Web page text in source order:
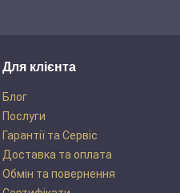
Для клієнта
Блог
Послуги
Гарантії та Сервіс
Доставка та оплата
Обмін та повернення